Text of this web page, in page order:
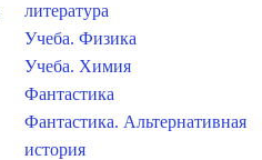
литература
Учеба. Физика
Учеба. Химия
Фантастика
Фантастика. Альтернативная
история